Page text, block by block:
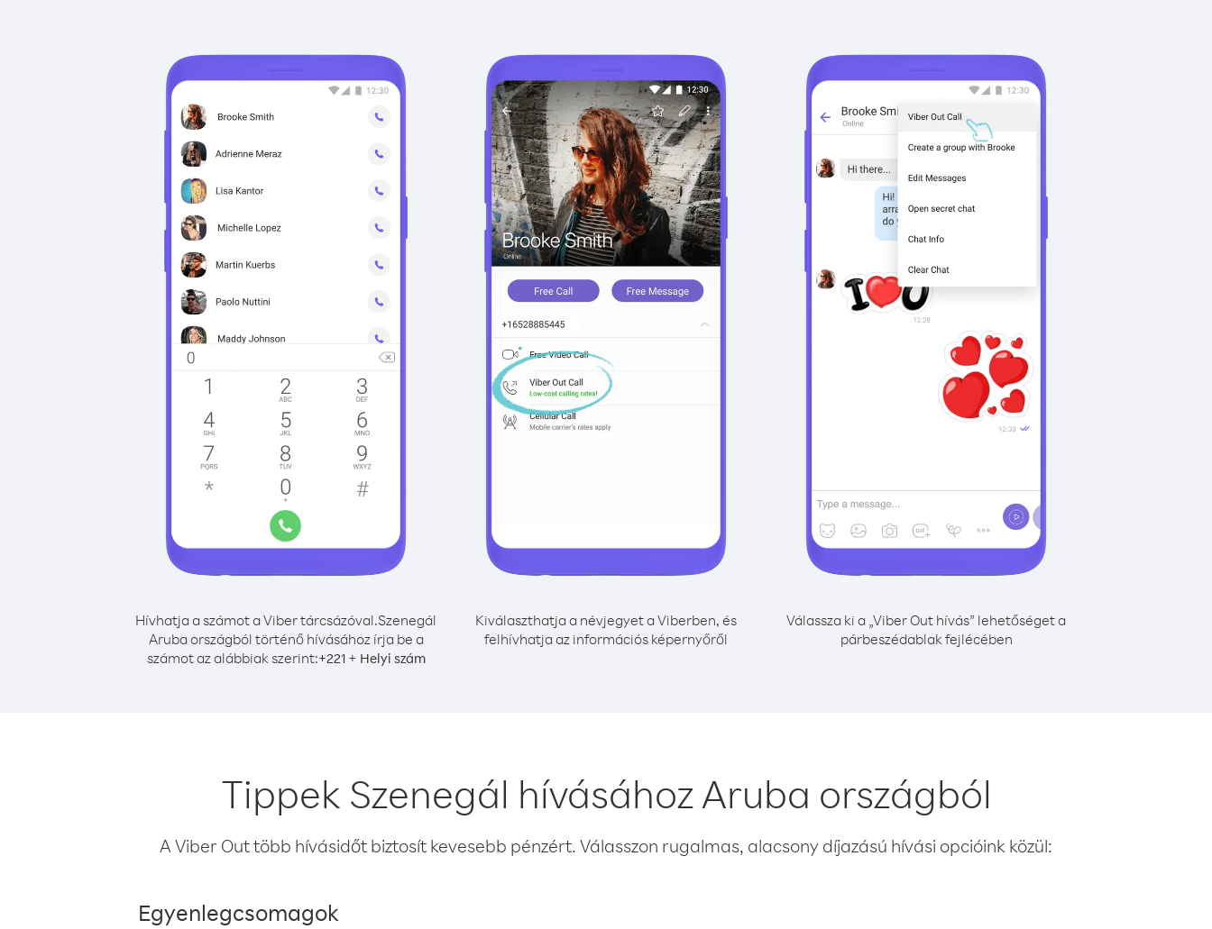
Hívhatja a számot a Viber tárcsázóval.Szenegál
Aruba országból történő hívásához írja be a
számot az alábbiak szerint:+221+ Helyi szám
Kiválaszthatja a névjegyet a Viberben, és
felhívhatja az információs képernyőről
Válassza ki a „Viber Out hívás” lehetőséget a
párbeszédablak fejlécében
Tippek Szenegál hívásához Aruba országból
A Viber Out több hívásidőt biztosít kevesebb pénzért. Válasszon rugalmas, alacsony díjazású hívási opcióink közül:
Egyenlegcsomagok